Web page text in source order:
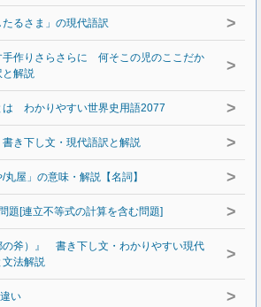
たるさま」の現代語訳 >
手作りさらさらに 何そこの児のここだか
と解説
>
は わかりやすい世界史用語2077 >
き下し文・現代語訳と解説 >
屋」の意味・解説【名詞】 >
題[連立不等式の計算を含む問題] >
の斧）』 書き下し文・わかりやすい現代
文法解説
>
い >